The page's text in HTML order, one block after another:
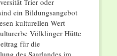
Trier oder
ein Bildungsangebot
kulturellen Wert
Völklinger Hütte
für die